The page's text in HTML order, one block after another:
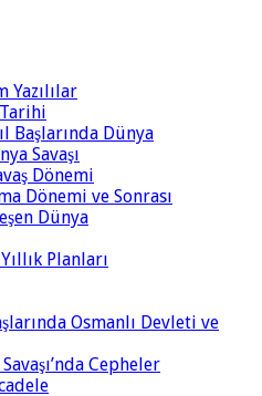
Yazılılar
Başlarında Dünya
Savaşı
Dönemi
Dönemi ve Sonrası
Dünya
Planları
Osmanlı Devleti ve
Cepheler